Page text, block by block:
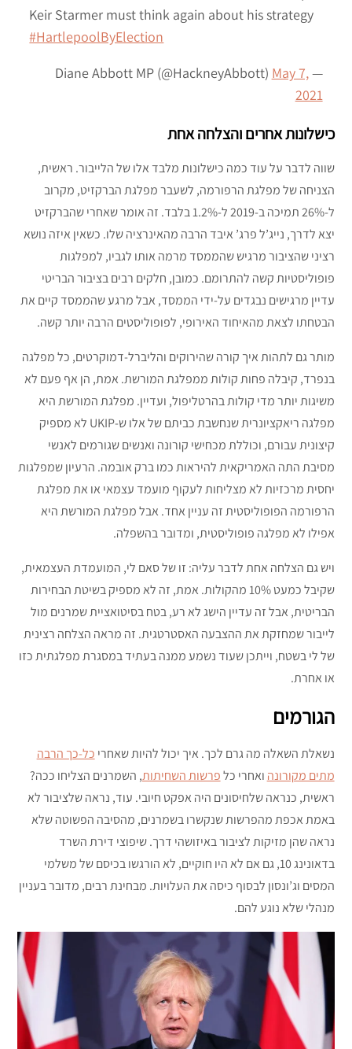
Keir Starmer must think again about his strategy
#HartlepoolByElection
— Diane Abbott MP (@HackneyAbbott)
May 7,
2021
כישלונות אחרים והצלחה אחת
שווה לדבר על עוד כמה כישלונות מלבד אלו של הלייבור. ראשית,
הצניחה של מפלגת הרפורמה, לשעבר מפלגת הברקזיט, מקרוב
ל-26% תמיכה ב-2019 ל-1.2% בלבד. זה אומר שאחרי שהברקזיט
יצא לדרך, נייג’ל פרג’ איבד הרבה מהאינרציה שלו. כשאין איזה נושא
רציני שהציבור מרגיש שהממסד מרמה אותו לגביו, למפלגות
פופוליסטיות קשה להתרומם. כמובן, חלקים רבים בציבור הבריטי
עדיין מרגישים נבגדים על-ידי הממסד, אבל מרגע שהממסד קיים את
הבטחתו לצאת מהאיחוד האירופי, לפופוליסטים הרבה יותר קשה.
מותר גם לתהות איך קורה שהירוקים והליברל-דמוקרטים, כל מפלגה
בנפרד, קיבלה פחות קולות ממפלגת המורשת. אמת, הן אף פעם לא
משיגות יותר מדי קולות בהרטליפול, ועדיין. מפלגת המורשת היא
מפלגה ריאקציונרית שנחשבת כביתם של אלו ש-UKIP לא מספיק
קיצונית עבורם, וכוללת מכחישי קורונה ואנשים שגורמים לאנשי
מסיבת התה האמריקאית להיראות כמו ברק אובמה. הרעיון שמפלגות
יחסית מרכזיות לא מצליחות לעקוף מועמד עצמאי או את מפלגת
הרפורמה הפופוליסטית זה עניין אחד. אבל מפלגת המורשת היא
אפילו לא מפלגה פופוליסטית, ומדובר בהשפלה.
ויש גם הצלחה אחת לדבר עליה: זו של סאם לי, המועמדת העצמאית,
שקיבל כמעט 10% מהקולות. אמת, זה לא מספיק בשיטת הבחירות
הבריטית, אבל זה עדיין הישג לא רע, בטח בסיטואציית שמרנים מול
לייבור שמחזקת את ההצבעה האסטרטגית. זה מראה הצלחה רצינית
של לי בשטח, וייתכן שעוד נשמע ממנה בעתיד במסגרת מפלגתית כזו
או אחרת.
הגורמים
נשאלת השאלה מה גרם לכך. איך יכול להיות שאחרי כל-כך הרבה
מתים מקורונה ואחרי כלפרשות השחיתות, השמרנים הצליחו ככה?
ראשית, כנראה שלחיסונים היה אפקט חיובי. עוד, נראה שלציבור לא
באמת אכפת מהפרשות שנקשרו בשמרנים, מהסיבה הפשוטה שלא
נראה שהן מזיקות לציבור באיזושהי דרך. שיפוצי דירת השרד
בדאונינג 10, גם אם לא היו חוקיים, לא הורגשו בכיסם של משלמי
המסים וג’ונסון לבסוף כיסה את העלויות. מבחינת רבים, מדובר בעניין
מנהלי שלא נוגע להם.